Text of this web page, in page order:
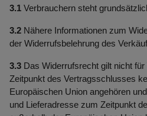
3.1 Verbrauchern steht
3.2 Nähere Informationen zum
der Widerrufsbelehrung des
3.3 Das Widerrufsrecht gilt nicht
Zeitpunkt des Vertragsschlusses
Europäischen Union angehören
und Lieferadresse zum Zeitpunkt